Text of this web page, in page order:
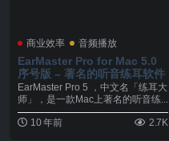
商业效率 音频播放
EarMaster Pro for Mac 5.0
序号版 – 著名的听音练耳软件
EarMaster Pro 5 ，中文名「练耳大
师」，是一款Mac上著名的听音练...
10 年前 2.7K